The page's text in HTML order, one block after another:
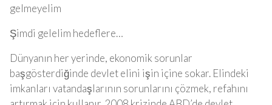
gelmeyelim
Şimdi gelelim hedeflere…
Dünyanın her yerinde, ekonomik sorunlar
başgösterdiğinde devlet elini işin içine sokar. Elindeki
imkanları vatandaşlarının sorunlarını çözmek, refahını